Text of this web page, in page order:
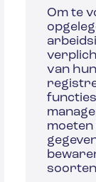
Om te
van
soorten